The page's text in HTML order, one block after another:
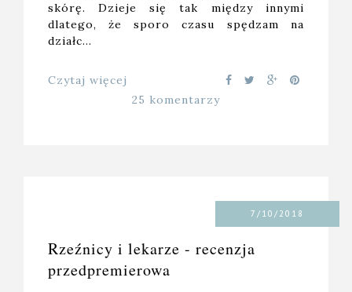
skórę. Dzieje się tak między innymi
dlatego, że sporo czasu spędzam na
działc…
Czytaj więcej
25 komentarzy
7/10/2018
Rzeźnicy i lekarze - recenzja
przedpremierowa